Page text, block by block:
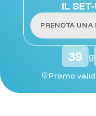
IL
PRENOTA UNA
39 g
Promo